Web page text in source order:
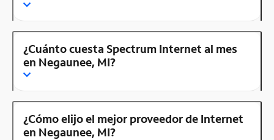
¿Cuánto cuesta Spectrum Internet al mes
en Negaunee, MI?
¿Cómo elijo el mejor proveedor de Internet
en Negaunee, MI?